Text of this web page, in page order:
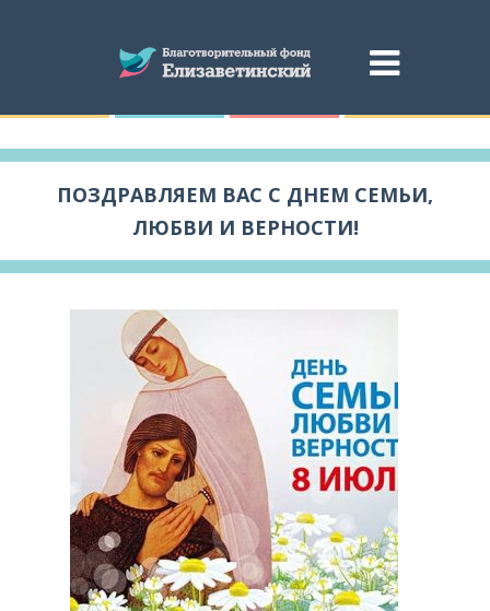
ПОЗДРАВЛЯЕМ ВАС С ДНЕМ СЕМЬИ,
ЛЮБВИ И ВЕРНОСТИ!